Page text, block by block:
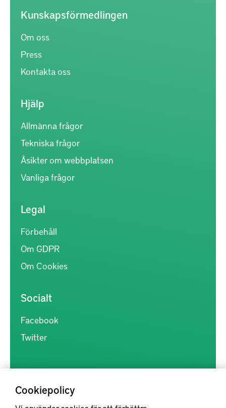
Cookiepolicy
Kunskapsförmedlingen
Om oss
Press
Kontakta oss
Hjälp
Allmänna frågor
Tekniska frågor
Åsikter om webbplatsen
Vanliga frågor
Legal
Förbehåll
Om GDPR
Om Cookies
Socialt
Facebook
Twitter